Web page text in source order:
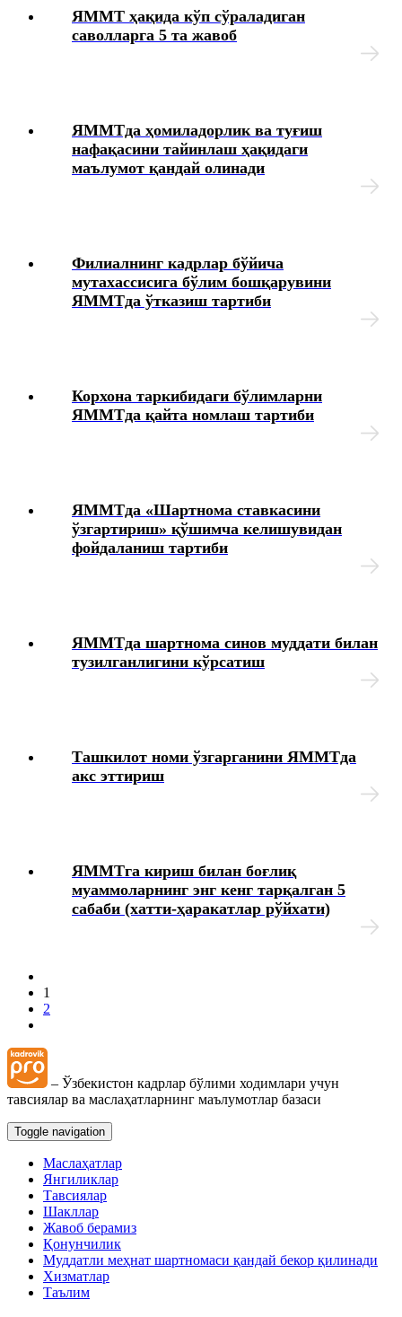
Меҳнат муносабатларининг индивидуал
Ижтимоий таъминот
Меҳнат шартномаси
Янги таҳрирдаги Меҳнат кодекси
ЯММТ ҳақида кўп сўраладиган
саволларга 5 та жавоб
ЯММТда ҳомиладорлик ва туғиш
нафақасини тайинлаш ҳақидаги
маълумот қандай олинади
Филиалнинг кадрлар бўйича
мутахассисига бўлим бошқарувини
ЯММТда ўтказиш тартиби
Корхона таркибидаги бўлимларни
ЯММТда қайта номлаш тартиби
ЯММТда «Шартнома ставкасини
ўзгартириш» қўшимча келишувидан
фойдаланиш тартиби
ЯММТда шартнома синов муддати билан
тузилганлигини кўрсатиш
Ташкилот номи ўзгарганини ЯММТда
акс эттириш
ЯММТга кириш билан боғлиқ
муаммоларнинг энг кенг тарқалган 5
сабаби (хатти-ҳаракатлар рўйхати)
1
2
– Ўзбекистон кадрлар бўлими ходимлари учун
тавсиялар ва маслаҳатларнинг маълумотлар базаси
Toggle navigation
Маслаҳатлар
Янгиликлар
Тавсиялар
Шакллар
Жавоб берамиз
Қонунчилик
Муддатли меҳнат шартномаси қандай бекор қилинади
Хизматлар
Таълим